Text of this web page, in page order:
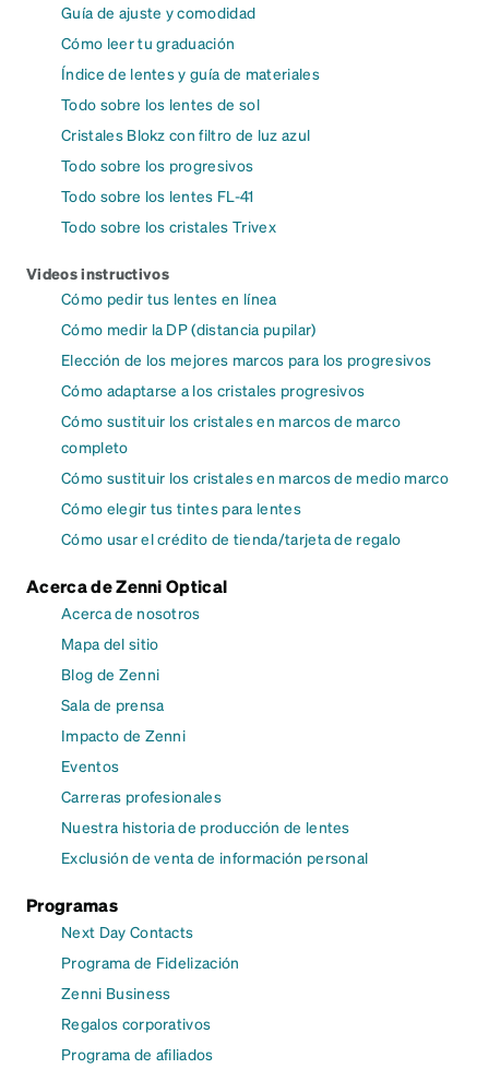
Guía de ajuste y comodidad
Cómo leer tu graduación
Índice de lentes y guía de materiales
Todo sobre los lentes de sol
Cristales Blokz con filtro de luz azul
Todo sobre los progresivos
Todo sobre los lentes FL-41
Todo sobre los cristales Trivex
Videos instructivos
Cómo pedir tus lentes en línea
Cómo medir la DP (distancia pupilar)
Elección de los mejores marcos para los progresivos
Cómo adaptarse a los cristales progresivos
Cómo sustituir los cristales en marcos de marco
completo
Cómo sustituir los cristales en marcos de medio marco
Cómo elegir tus tintes para lentes
Cómo usar el crédito de tienda/tarjeta de regalo
Acerca de Zenni Optical
Acerca de nosotros
Mapa del sitio
Blog de Zenni
Sala de prensa
Impacto de Zenni
Eventos
Carreras profesionales
Nuestra historia de producción de lentes
Exclusión de venta de información personal
Programas
Next Day Contacts
Programa de Fidelización
Zenni Business
Regalos corporativos
Programa de afiliados